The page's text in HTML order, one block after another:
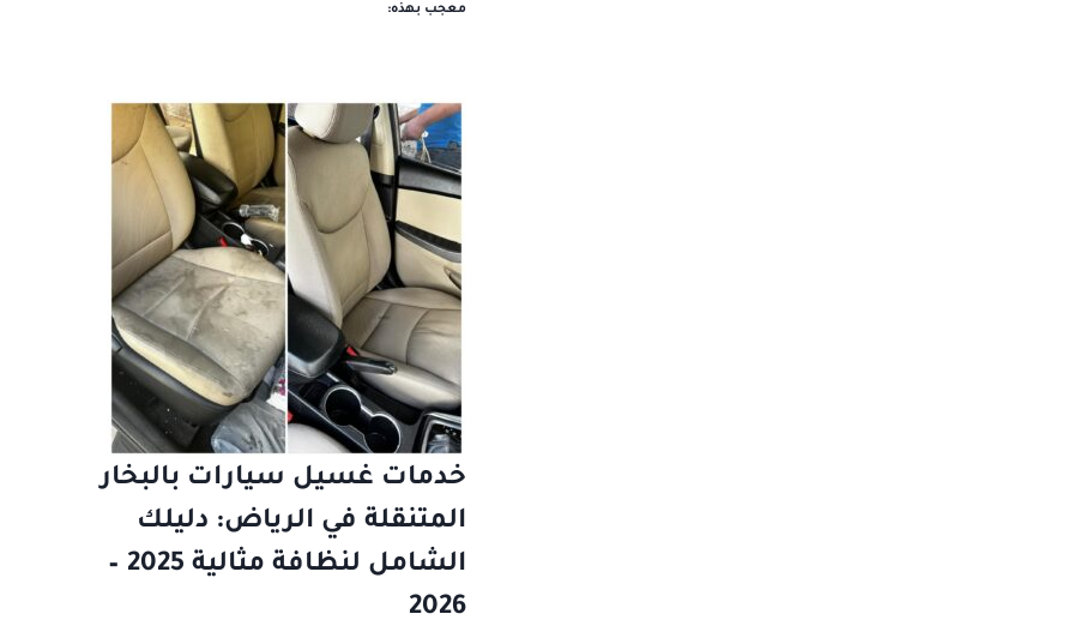
معجب بهذه:
خدمات غسيل سيارات بالبخار
المتنقلة في الرياض: دليلك
الشامل لنظافة مثالية 2025 –
2026